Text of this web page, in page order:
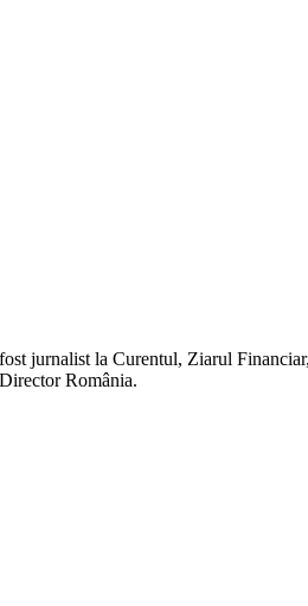
jurnalist la Curentul, Ziarul
România.